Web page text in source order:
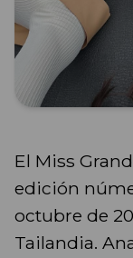
El Miss
edición
octubre de
Tailandia.